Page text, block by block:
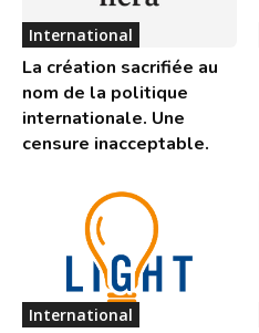
International
La création sacrifiée au
nom de la politique
internationale. Une
censure inacceptable.
International